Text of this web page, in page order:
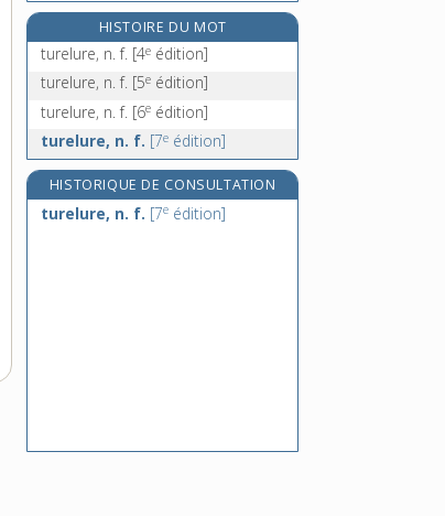
turgide, adj.
turion, n. m.
turista, n. f.
HISTOIRE DU MOT
turelure, n. f. [4e édition]
turelure, n. f. [5e édition]
turelure, n. f. [6e édition]
turelure, n. f. [7e édition]
HISTORIQUE DE CONSULTATION
turelure, n. f. [7e édition]